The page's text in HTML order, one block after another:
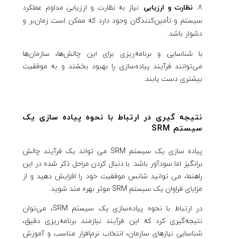
نظارت و ارزیابی: نیاز به نظارت و ارزیابی مداوم عملکرد
سیستم و تأمین‌کنندگان وجود دارد که ممکن است زمان‌بر و
دشوار باشد.
با شناسایی و برنامه‌ریزی برای این چالش‌ها، سازمان‌ها
می‌توانند فرآیند پیاده‌سازی را بهبود بخشند و به موفقیت
بیشتری دست یابند.
نتیجه گیری در ارتباط با نحوه پیاده سازی یک
سیستم SRM
پیاده سازی یک سیستم SRM می تواند یک فرآیند چالش
برانگیز اما سودآور باشد. با دنبال کردن مراحل ذکر شده در این
راهنما، می توانید شانس موفقیت خود را افزایش دهید و از
مزایای فراوان یک سیستم SRM موثر بهره مند شوید.
در ارتباط با نحوه پیاده‌سازی یک سیستم SRM، می‌توان
نتیجه‌گیری کرد که این فرآیند نیازمند برنامه‌ریزی دقیق،
شناسایی نیازهای سازمان، انتخاب نرم‌افزار مناسب و آموزش